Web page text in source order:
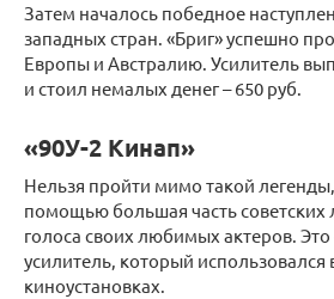
Затем началось победное
западных стран. «Бриг» успешно
Европы и Австралию. Усилитель
и стоил немалых денег – 650 руб.
«90У-2 Кинап»
Нельзя пройти мимо такой
помощью большая часть
голоса своих любимых актеров.
усилитель, который
киноустановках.